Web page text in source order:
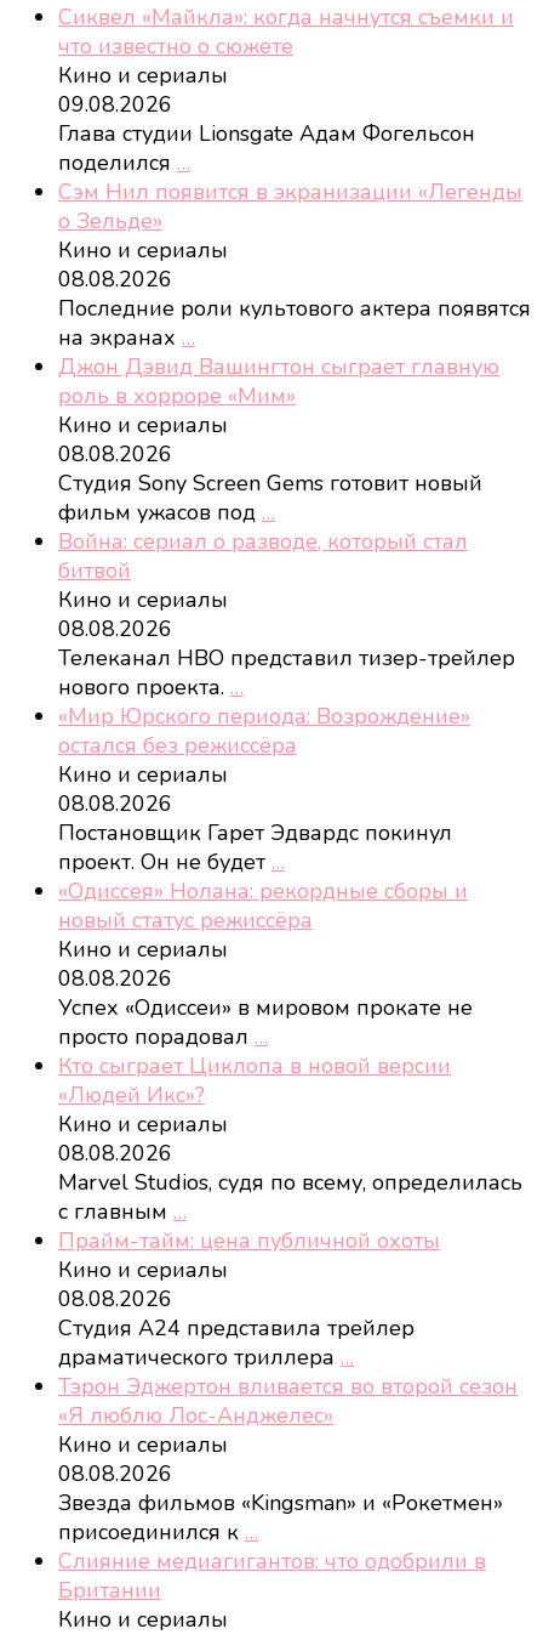
Сиквел «Майкла»: когда начнутся съемки и
что известно о сюжете
Кино и сериалы
09.08.2026
Глава студии Lionsgate Адам Фогельсон
поделился …
Сэм Нил появится в экранизации «Легенды
о Зельде»
Кино и сериалы
08.08.2026
Последние роли культового актера появятся
на экранах …
Джон Дэвид Вашингтон сыграет главную
роль в хорроре «Мим»
Кино и сериалы
08.08.2026
Студия Sony Screen Gems готовит новый
фильм ужасов под …
Война: сериал о разводе, который стал
битвой
Кино и сериалы
08.08.2026
Телеканал HBO представил тизер-трейлер
нового проекта. …
«Мир Юрского периода: Возрождение»
остался без режиссёра
Кино и сериалы
08.08.2026
Постановщик Гарет Эдвардс покинул
проект. Он не будет …
«Одиссея» Нолана: рекордные сборы и
новый статус режиссёра
Кино и сериалы
08.08.2026
Успех «Одиссеи» в мировом прокате не
просто порадовал …
Кто сыграет Циклопа в новой версии
«Людей Икс»?
Кино и сериалы
08.08.2026
Marvel Studios, судя по всему, определилась
с главным …
Прайм-тайм: цена публичной охоты
Кино и сериалы
08.08.2026
Студия A24 представила трейлер
драматического триллера …
Тэрон Эджертон вливается во второй сезон
«Я люблю Лос-Анджелес»
Кино и сериалы
08.08.2026
Звезда фильмов «Kingsman» и «Рокетмен»
присоединился к …
Слияние медиагигантов: что одобрили в
Британии
Кино и сериалы